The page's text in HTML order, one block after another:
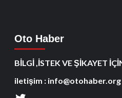
Oto Haber
BİLGİ ,İSTEK VE ŞİKAYET
iletişim : info@otohaber.org